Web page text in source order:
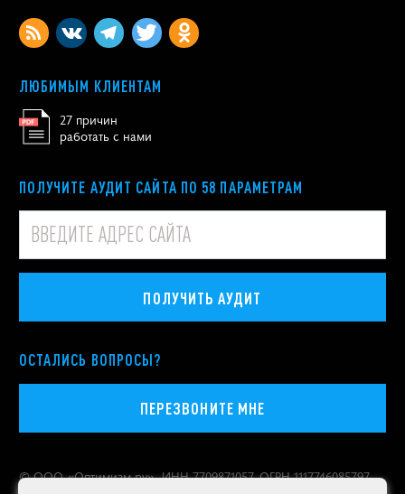
ЛЮБИМЫМ КЛИЕНТАМ
27 причин
работать с нами
ПОЛУЧИТЕ АУДИТ САЙТА ПО 58 ПАРАМЕТРАМ
ПОЛУЧИТЬ АУДИТ
ОСТАЛИСЬ ВОПРОСЫ?
ПЕРЕЗВОНИТЕ МНЕ
© ООО «Оптимизм.ру», ИНН 7709871057, ОГРН 1117746085797
Политика конфиденциальности персональных данных